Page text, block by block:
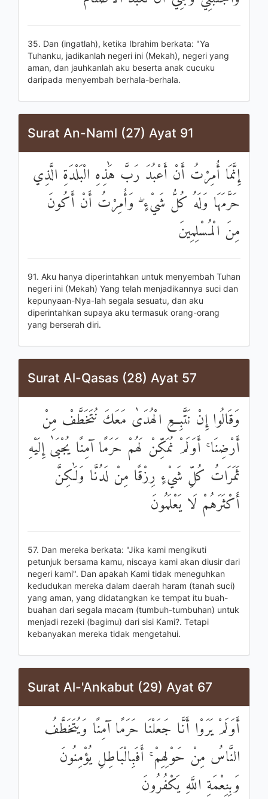
35. Dan (ingatlah), ketika Ibrahim berkata: "Ya
Tuhanku, jadikanlah negeri ini (Mekah), negeri yang
aman, dan jauhkanlah aku beserta anak cucuku
daripada menyembah berhala-berhala.
Surat An-Naml (27) Ayat 91
إِنَّمَا أُمِرْتُ أَنْ أَعْبُدَ رَبَّ هَٰذِهِ الْبَلْدَةِ الَّذِي
حَرَّمَهَا وَلَهُ كُلُّ شَيْءٍ ۖ وَأُمِرْتُ أَنْ أَكُونَ
مِنَ الْمُسْلِمِينَ
91. Aku hanya diperintahkan untuk menyembah Tuhan
negeri ini (Mekah) Yang telah menjadikannya suci dan
kepunyaan-Nya-lah segala sesuatu, dan aku
diperintahkan supaya aku termasuk orang-orang
yang berserah diri.
Surat Al-Qasas (28) Ayat 57
وَقَالُوا إِنْ نَتَّبِعِ الْهُدَىٰ مَعَكَ نُتَخَطَّفْ مِنْ
أَرْضِنَا ۚ أَوَلَمْ نُمَكِّنْ لَهُمْ حَرَمًا آمِنًا يُجْبَىٰ إِلَيْهِ
ثَمَرَاتُ كُلِّ شَيْءٍ رِزْقًا مِنْ لَدُنَّا وَلَٰكِنَّ
أَكْثَرَهُمْ لَا يَعْلَمُونَ
57. Dan mereka berkata: "Jika kami mengikuti
petunjuk bersama kamu, niscaya kami akan diusir dari
negeri kami". Dan apakah Kami tidak meneguhkan
kedudukan mereka dalam daerah haram (tanah suci)
yang aman, yang didatangkan ke tempat itu buah-
buahan dari segala macam (tumbuh-tumbuhan) untuk
menjadi rezeki (bagimu) dari sisi Kami?. Tetapi
kebanyakan mereka tidak mengetahui.
Surat Al-'Ankabut (29) Ayat 67
أَوَلَمْ يَرَوْا أَنَّا جَعَلْنَا حَرَمًا آمِنًا وَيُتَخَطَّفُ
النَّاسُ مِنْ حَوْلِهِمْ ۚ أَفَبِالْبَاطِلِ يُؤْمِنُونَ
وَبِنِعْمَةِ اللَّهِ يَكْفُرُونَ